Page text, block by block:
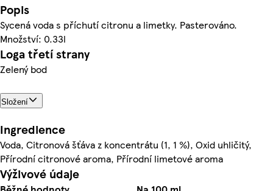
Popis
Sycená voda s příchutí citronu a limetky. Pasterováno.
Množství: 0.33l
Loga třetí strany
Zelený bod
Složení
Ingredience
Voda, Citronová šťáva z koncentrátu (1, 1 %), Oxid uhličitý,
Přírodní citronové aroma, Přírodní limetové aroma
Výživové údaje